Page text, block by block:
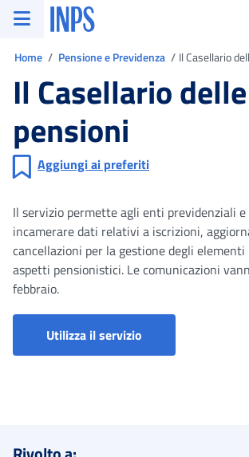
Vai al menu principale
Vai al contenuto principale
Vai al pie' di pagina
INPS ()
Home Pensione e Previdenza Il Casellario
Il Casellario delle
pensioni
Aggiungi ai preferiti
Il servizio permette agli enti previdenziali
incamerare dati relativi a iscrizioni,
cancellazioni per la gestione degli
aspetti pensionistici. Le comunicazioni
febbraio.
Utilizza il servizio